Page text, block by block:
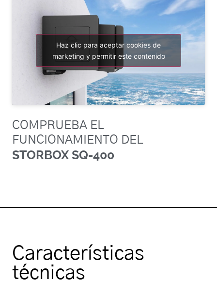
Haz clic para aceptar cookies de
marketing y permitir este contenido
COMPRUEBA EL
FUNCIONAMIENTO DEL
STORBOX SQ-400
Características
técnicas